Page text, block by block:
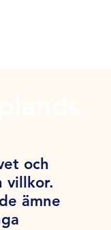
och
villkor.
ämne